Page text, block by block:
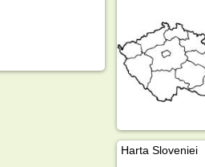
Harta Sloveniei